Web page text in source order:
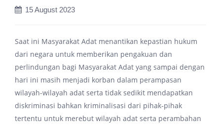
15 August 2023
Saat ini Masyarakat Adat menantikan kepastian hukum
dari negara untuk memberikan pengakuan dan
perlindungan bagi Masyarakat Adat yang sampai dengan
hari ini masih menjadi korban dalam perampasan
wilayah-wilayah adat serta tidak sedikit mendapatkan
diskriminasi bahkan kriminalisasi dari pihak-pihak
tertentu untuk merebut wilayah adat serta perambahan